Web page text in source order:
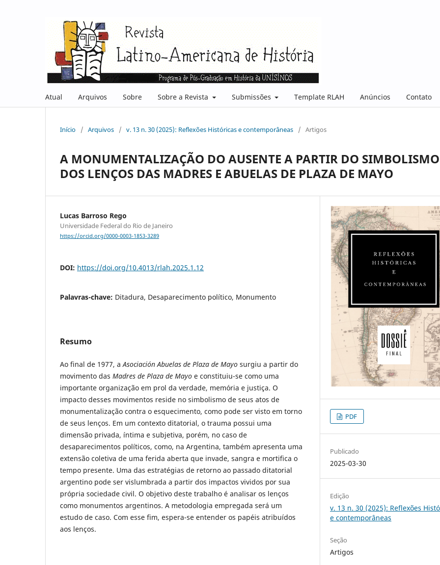
Atual Arquivos Sobre Sobre a Revista Submissões Template RLAH Anúncios Contato
Início / Arquivos / v. 13 n. 30 (2025): Reflexões Históricas e contemporâneas / Artigos
A MONUMENTALIZAÇÃO DO AUSENTE A PARTIR DO SIMBOLISMO
DOS LENÇOS DAS MADRES E ABUELAS DE PLAZA DE MAYO
Lucas Barroso Rego
Universidade Federal do Rio de Janeiro
https://orcid.org/0000-0003-1853-3289
DOI: https://doi.org/10.4013/rlah.2025.1.12
Palavras-chave: Ditadura, Desaparecimento político, Monumento
Resumo
Ao final de 1977, aAsociación Abuelas de Plaza de Mayo surgiu a partir do
movimento das Madres de Plaza de Mayo e constituiu-se como uma
importante organização em prol da verdade, memória e justiça. O
impacto desses movimentos reside no simbolismo de seus atos de
monumentalização contra o esquecimento, como pode ser visto em torno
de seus lenços. Em um contexto ditatorial, o trauma possui uma
dimensão privada, íntima e subjetiva, porém, no caso de
desaparecimentos políticos, como, na Argentina, também apresenta uma
extensão coletiva de uma ferida aberta que invade, sangra e mortifica o
tempo presente. Uma das estratégias de retorno ao passado ditatorial
argentino pode ser vislumbrada a partir dos impactos vividos por sua
própria sociedade civil. O objetivo deste trabalho é analisar os lenços
como monumentos argentinos. A metodologia empregada será um
estudo de caso. Com esse fim, espera-se entender os papéis atribuídos
aos lenços.
PDF
Publicado
2025-03-30
Edição
v. 13 n. 30 (2025): Reflexões
e contemporâneas
Seção
Artigos